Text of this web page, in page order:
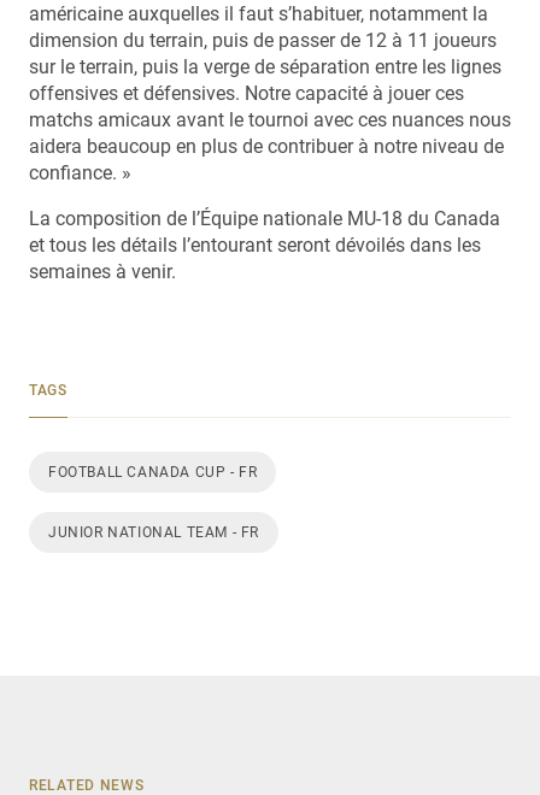
américaine auxquelles il faut s’habituer, notamment la
dimension du terrain, puis de passer de 12 à 11 joueurs
sur le terrain, puis la verge de séparation entre les lignes
offensives et défensives. Notre capacité à jouer ces
matchs amicaux avant le tournoi avec ces nuances nous
aidera beaucoup en plus de contribuer à notre niveau de
confiance. »
La composition de l’Équipe nationale MU-18 du Canada
et tous les détails l’entourant seront dévoilés dans les
semaines à venir.
TAGS
FOOTBALL CANADA CUP - FR
JUNIOR NATIONAL TEAM - FR
RELATED NEWS